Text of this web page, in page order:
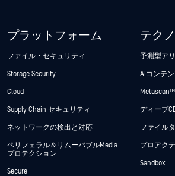
プラットフォーム
ファイル・セキュリティ
Storage Security
Cloud
Supply Chain セキュリティ
ネットワークの検出と対応
ペリフェラル＆リムーバブルMedia
プロテクション
Secure
テク
予測型ア
AIコンテ
ディープ
ファイル
プロアク
Sandbox